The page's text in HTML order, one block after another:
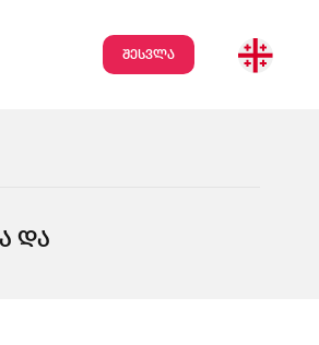
შესვლა
ᲓᲐ